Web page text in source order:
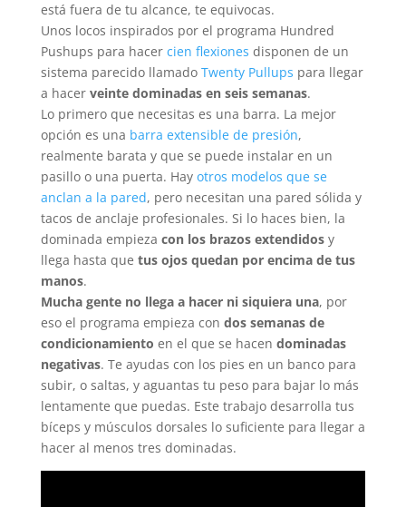
está fuera de tu alcance, te equivocas.
Unos locos inspirados por el programa Hundred
Pushups para hacer cien flexiones disponen de un
sistema parecido llamado Twenty Pullups para llegar
a hacer veinte dominadas en seis semanas.
Lo primero que necesitas es una barra. La mejor
opción es una barra extensible de presión,
realmente barata y que se puede instalar en un
pasillo o una puerta. Hay otros modelos que se
anclan a la pared, pero necesitan una pared sólida y
tacos de anclaje profesionales. Si lo haces bien, la
dominada empieza con los brazos extendidosy
llega hasta que tus ojos quedan por encima de tus
manos.
Mucha gente no llega a hacer ni siquiera una, por
eso el programa empieza con dos semanas de
condicionamiento en el que se hacen dominadas
negativas. Te ayudas con los pies en un banco para
subir, o saltas, y aguantas tu peso para bajar lo más
lentamente que puedas. Este trabajo desarrolla tus
bíceps y músculos dorsales lo suficiente para llegar a
hacer al menos tres dominadas.